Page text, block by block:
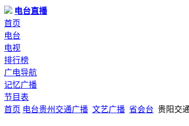
电台直播
首页
电台
电视
排行榜
广电导航
记忆广播
节目表
首页 电台贵州 交通广播 文艺广播 省会台 贵阳交